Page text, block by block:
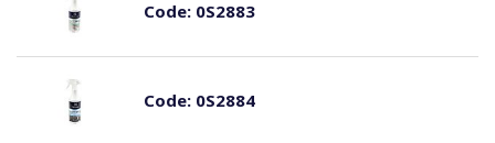
Code:0S2883
Code:0S2884